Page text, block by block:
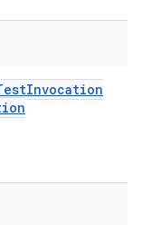
Invocation